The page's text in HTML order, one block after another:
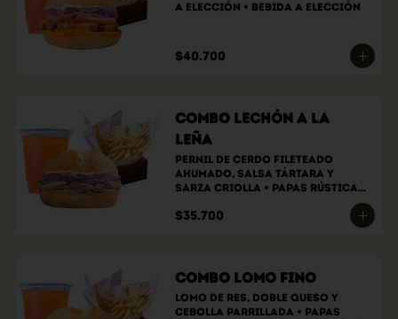
a elección + bebida a elección
$40.700
Combo Lechón a la
Leña
Pernil de cerdo fileteado
ahumado, Salsa tártara y
sarza criolla + papas rústicas
a elección + bebida a elección
$35.700
Combo Lomo Fino
Lomo de res, doble queso y
cebolla parrillada + papas